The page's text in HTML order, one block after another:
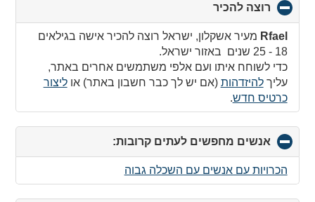
רוצה להכיר
to
collapse
contents
Rfael מעיר אשקלון, ישראל רוצה להכיר אישה בגילאים
18 - 25 שנים באזור ישראל.
כדי לשוחח איתו ועם אלפי משתמשים אחרים באתר,
עליךלהיזדהות (אם יש לך כבר חשבון באתר) אוליצור
כרטיס חדש.
אנשים מחפשים לעתים קרובות:
to
contents
הכרויות עם אנשים עם השכלה גבוה